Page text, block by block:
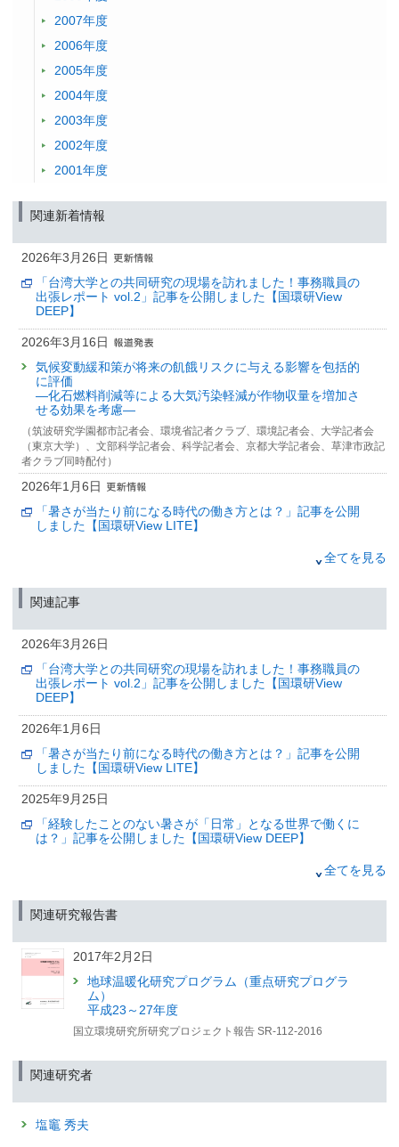
2007年度
2006年度
2005年度
2004年度
2003年度
2002年度
2001年度
関連新着情報
2026年3月26日
「台湾大学との共同研究の現場を訪れました！事務職員の
出張レポート vol.2」記事を公開しました【国環研View
DEEP】
2026年3月16日
気候変動緩和策が将来の飢餓リスクに与える影響を包括的
に評価
—化石燃料削減等による大気汚染軽減が作物収量を増加さ
せる効果を考慮—
（筑波研究学園都市記者会、環境省記者クラブ、環境記者会、大学記者会
（東京大学）、文部科学記者会、科学記者会、京都大学記者会、草津市政記
者クラブ同時配付）
2026年1月6日
「暑さが当たり前になる時代の働き方とは？」記事を公開
しました【国環研View LITE】
きる二酸化炭素量の予測信頼性を高める
2025年11月17日
長期的な暑熱適応の効果を見込んでも
気候変動と超高齢社会により21世紀半ばに向けて熱中症死
亡者数が増加する
（筑波研究学園都市記者会、環境省記者クラブ、環境記者会同時配付）
気候変動リスク産官学連携ネットワーク公開シンポジウム
て～ 開催のお知らせ
（筑波研究学園都市記者会配布（環境省、文部科学省、国土交通省、金融庁
同旨発表））
「経験したことのない暑さが「日常」となる世界で働くに
高齢化と気候変動が救急医療体制に及ぼす将来的影響を
日本で初めて統合的に予測・評価
〜長崎大学・東京大学・国立環境研究所の共同研究に
より、日本全国を対象に2099年までの救急搬送需要を推
計〜
（筑波研究学園都市記者会、環境省記者クラブ、環境記者会、文部科学記者
2025年9月8日
—定点カメラ画像データに基づく将来予測—
全てを見る
関連記事
2026年3月26日
「台湾大学との共同研究の現場を訪れました！事務職員の
出張レポート vol.2」記事を公開しました【国環研View
DEEP】
2026年1月6日
「暑さが当たり前になる時代の働き方とは？」記事を公開
しました【国環研View LITE】
2025年9月25日
「経験したことのない暑さが「日常」となる世界で働くに
は？」記事を公開しました【国環研View DEEP】
事を公開しました【国環研View LITE】
2025年7月24日
「2つのセンサを託してロケット打上げ GOSAT-GW、つ
いに宇宙へ」記事を公開しました【国環研View DEEP】
2025年7月9日
「「今年、ヒバリはいつ鳴いた？」—“季節のズレ”を追う全
LITE】
「生物季節モニタリング：気候変動と生物のリズムを見つ
めて」記事を公開しました【国環研View DEEP】
全てを見る
関連研究報告書
2017年2月2日
地球温暖化研究プログラム（重点研究プログラ
ム）
平成23～27年度
国立環境研究所研究プロジェクト報告 SR-112-2016
関連研究者
塩竈 秀夫